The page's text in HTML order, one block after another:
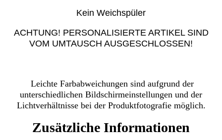
Kein Weichspüler
ACHTUNG! PERSONALISIERTE ARTIKEL SIND
VOM UMTAUSCH AUSGESCHLOSSEN!
Leichte Farbabweichungen sind aufgrund der
unterschiedlichen Bildschirmeinstellungen und der
Lichtverhältnisse bei der Produktfotografie möglich.
Zusätzliche Informationen